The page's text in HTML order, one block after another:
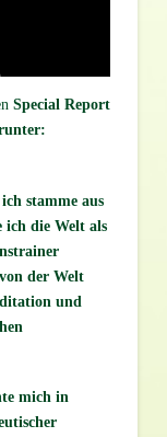
Special Report
stamme aus
ich die Welt als
der Welt
und
mich in